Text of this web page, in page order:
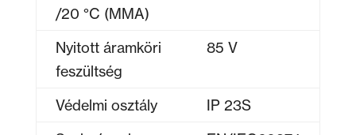
/20 °C (MMA)
Nyitott áramköri
feszültség
85 V
Védelmi osztály
IP 23S